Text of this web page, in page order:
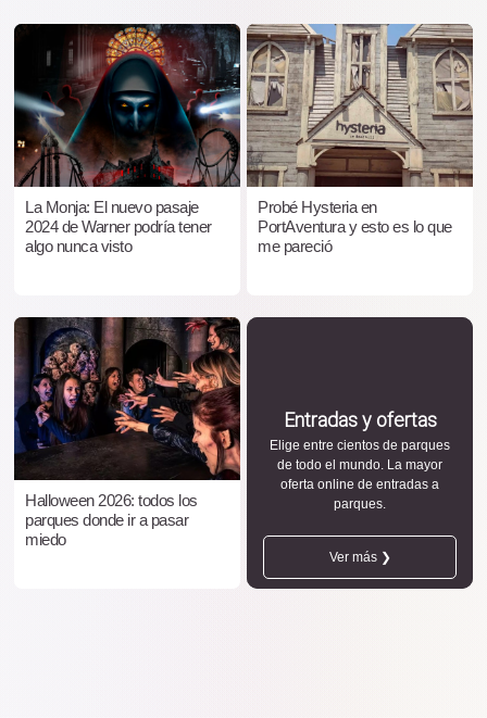
La Monja: El nuevo pasaje
2024 de Warner podría tener
algo nunca visto
Probé Hysteria en
PortAventura y esto es lo que
me pareció
Halloween 2026: todos los
parques donde ir a pasar
miedo
Entradas y ofertas
Elige entre cientos de parques
de todo el mundo. La mayor
oferta online de entradas a
parques.
Ver más ❯